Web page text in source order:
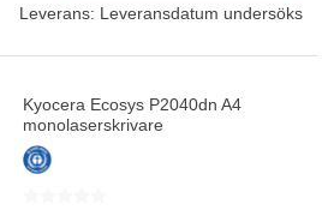
Leverans: Leveransdatum undersöks
Kyocera Ecosys P2040dn A4
monolaserskrivare